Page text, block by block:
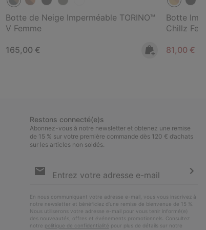
Botte de Neige Imperméable TORINO™
V Femme
Regular price:
165,00 €
Botte
Chillz
Minimum
81,00 €
Restons connecté(e)s
Abonnez-vous à notre newsletter et obtenez une remise
de 15 % sur votre première commande dès 120 € d’achats
sur les articles non soldés.
par
En nous communiquant votre adresse e-mail, vous vous inscrivez à
notre newsletter et bénéficiez d’une remise de bienvenue de 15 %.
Nous utiliserons votre adresse e-mail pour vous tenir informé(e)
des nouveautés, offres et événements promotionnels. Consultez
notre politique de confidentialité pour plus de détails sur notre